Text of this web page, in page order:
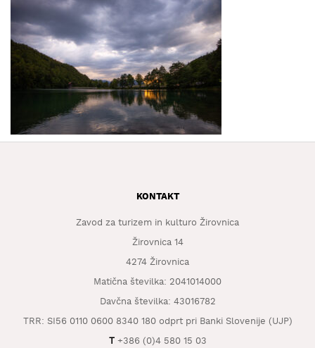
INFORMACIJE
ZA
OBISKOVALCE
KAJ
DOŽIVETI
OKUSITI
KONTAKT
Zavod za turizem in kulturo Žirovnica
Žirovnica 14
4274 Žirovnica
Matična številka: 2041014000
Davčna številka: 43016782
TRR: SI56 0110 0600 8340 180 odprt pri Banki Slovenije (UJP)
T+386 (0)4 580 15 03